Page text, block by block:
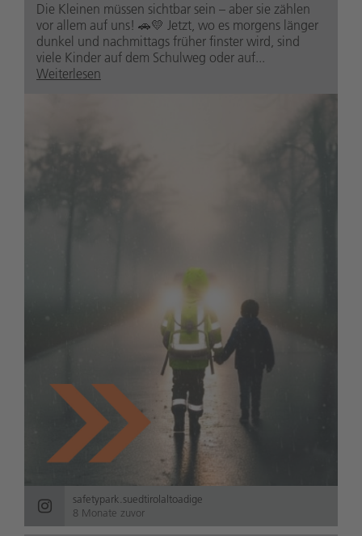
Die Kleinen müssen sichtbar sein – aber sie zählen
vor allem auf uns! 🚗💛 Jetzt, wo es morgens länger
dunkel und nachmittags früher finster wird, sind
viele Kinder auf dem Schulweg oder auf...
Weiterlesen
safetypark.suedtirolaltoadige
8 Monate zuvor